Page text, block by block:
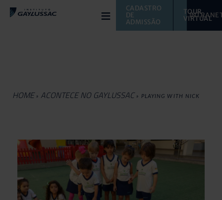
≡
CADASTRO
DE
ADMISSÃO
TOUR
VIRTUAL
HOME » ACONTECE NO GAYLUSSAC » PLAYING WITH NICK